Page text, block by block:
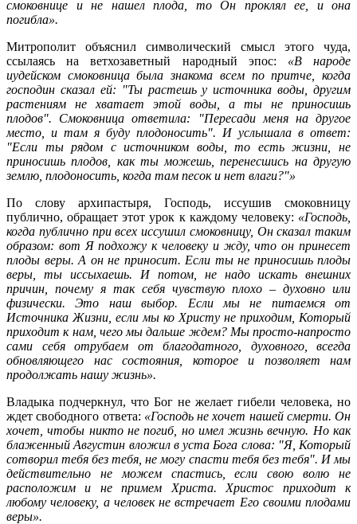
смоковнице и не нашел плода, то Он проклял ее, и она
погибла».
Митрополит объяснил символический смысл этого чуда,
ссылаясь на ветхозаветный народный эпос: «В народе
иудейском смоковница была знакома всем по притче, когда
господин сказал ей: "Ты растешь у источника воды, другим
растениям не хватает этой воды, а ты не приносишь
плодов". Смоковница ответила: "Пересади меня на другое
место, и там я буду плодоносить". И услышала в ответ:
"Если ты рядом с источником воды, то есть жизни, не
приносишь плодов, как ты можешь, перенесшись на другую
землю, плодоносить, когда там песок и нет влаги?"»
По слову архипастыря, Господь, иссушив смоковницу
публично, обращает этот урок к каждому человеку: «Господь,
когда публично при всех иссушил смоковницу, Он сказал таким
образом: вот Я подхожу к человеку и жду, что он принесет
плоды веры. А он не приносит. Если ты не приносишь плоды
веры, ты иссыхаешь. И потом, не надо искать внешних
причин, почему я так себя чувствую плохо – духовно или
физически. Это наш выбор. Если мы не питаемся от
Источника Жизни, если мы ко Христу не приходим, Который
приходит к нам, чего мы дальше ждем? Мы просто-напросто
сами себя отрубаем от благодатного, духовного, всегда
обновляющего нас состояния, которое и позволяет нам
продолжать нашу жизнь».
Владыка подчеркнул, что Бог не желает гибели человека, но
ждет свободного ответа: «Господь не хочет нашей смерти. Он
хочет, чтобы никто не погиб, но имел жизнь вечную. Но как
блаженный Августин вложил в уста Бога слова: "Я, Который
сотворил тебя без тебя, не могу спасти тебя без тебя". И мы
действительно не можем спастись, если свою волю не
расположим и не примем Христа. Христос приходит к
любому человеку, а человек не встречает Его своими плодами
веры».